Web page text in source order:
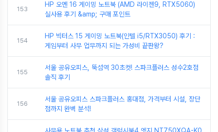
153
HP 오멘 16 게이밍 노트북 (AMD 라이젠9, RTX5060)
실사용 후기 &amp; 구매 포인트
154
HP 빅터스 15 게이밍 노트북(인텔 i5/RTX3050) 후기 :
게임부터 사무 업무까지 되는 가성비 끝판왕?
155
서울 공유오피스, 뚝섬역 30초컷! 스파크플러스 성수2호점
솔직 후기
156
서울 공유오피스 스파크플러스 홍대점, 가격부터 시설, 장단
점까지 완벽 분석!